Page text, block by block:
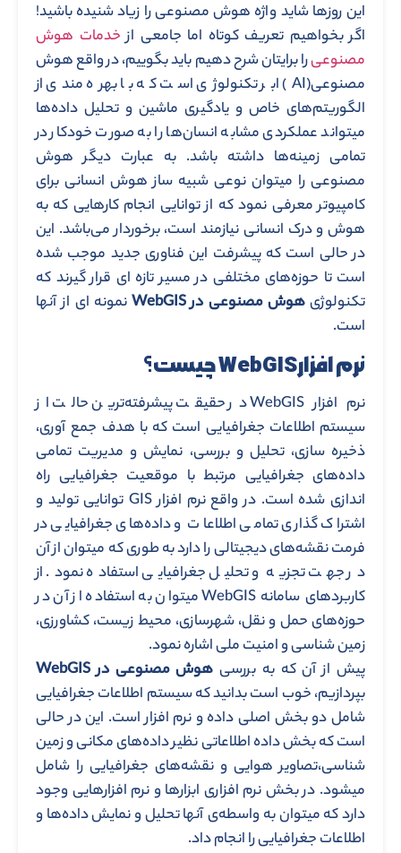
این روزها شاید واژه هوش مصنوعی را زیاد شنیده باشید!
اگر بخواهیم تعریف کوتاه اما جامعی ازخدمات هوش
مصنوعیرا برایتان شرح دهیم باید بگوییم، در واقع هوش
مصنوعی(AI) ابر تکنولوژی است که با بهره مندی از
الگوریتم‌های خاص و یادگیری ماشین و تحلیل داده‌ها
میتواند عملکردی مشابه انسان‌ها را به صورت خودکار در
تمامی زمینه‌ها داشته باشد. به عبارت دیگر هوش
مصنوعی را میتوان نوعی شبیه ساز هوش انسانی برای
کامپیوتر معرفی نمود که از توانایی انجام کارهایی که به
هوش و درک انسانی نیازمند است، برخوردار می‌باشد. این
در حالی است که پیشرفت این فناوری جدید موجب شده
است تا حوزه‌های مختلفی در مسیر تازه ای قرار گیرند که
تکنولوژیهوش مصنوعی در WebGIS
نمونه ای از آنها
است.
نرم افزارWebGIS چیست؟
نرم افزار WebGIS در حقیقت پیشرفته‌ترین حالت از
سیستم اطلاعات جغرافیایی است که با هدف جمع آوری،
ذخیره سازی، تحلیل و بررسی، نمایش و مدیریت تمامی
داده‌های جغرافیایی مرتبط با موقعیت جغرافیایی راه
اندازی شده است. در واقع نرم افزار GIS توانایی تولید و
اشتراک گذاری تمامی اطلاعات و داده‌های جغرافیایی در
فرمت نقشه‌های دیجیتالی را دارد به طوری که میتوان از آن
در جهت تجزیه و تحلیل جغرافیایی استفاده نمود. از
کاربردهای سامانه WebGIS میتوان به استفاده از آن در
حوزه‌های حمل و نقل، شهرسازی، محیط زیست، کشاورزی،
زمین شناسی و امنیت ملی اشاره نمود.
پیش از آن که به بررسی هوش مصنوعی در WebGIS
بپردازیم، خوب است بدانید که سیستم اطلاعات جغرافیایی
شامل دو بخش اصلی داده و نرم افزار است. این در حالی
است که بخش داده‌ اطلاعاتی نظیر داده‌های مکانی و زمین
شناسی،تصاویر هوایی و نقشه‌های جغرافیایی را شامل
میشود. در بخش نرم افزاری ابزارها و نرم افزارهایی وجود
دارد که میتوان به واسطه‌ی آنها تحلیل و نمایش داده‌ها و
اطلاعات جغرافیایی را انجام داد.